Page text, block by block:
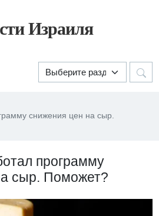
Израиля
снижения цен на сыр.
программу
сыр. Поможет?